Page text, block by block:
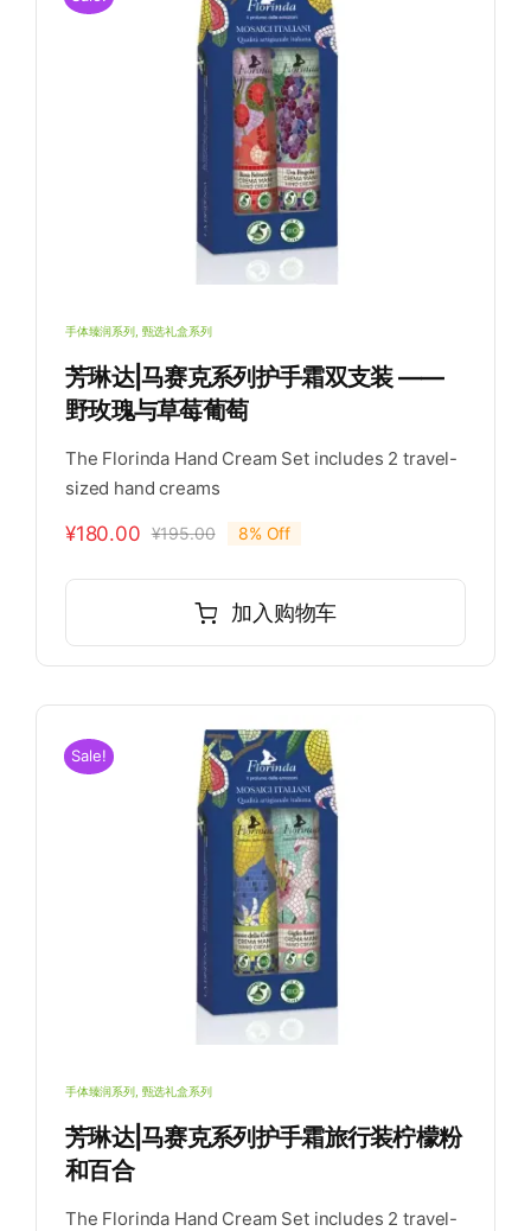
手体臻润系列, 甄选礼盒系列
芳琳达|马赛克系列护手霜双支装 ——
野玫瑰与草莓葡萄
The Florinda Hand Cream Set includes 2 travel-
sized hand creams
¥195.00原
¥195.00。
¥180.00
当
格
¥180.00。
8% Off
加入购物车
Sale!
手体臻润系列, 甄选礼盒系列
芳琳达|马赛克系列护手霜旅行装柠檬粉
和百合
The Florinda Hand Cream Set includes 2 travel-